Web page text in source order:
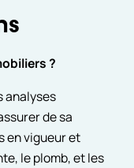
?
analyses
de sa
en vigueur et
le plomb, et les